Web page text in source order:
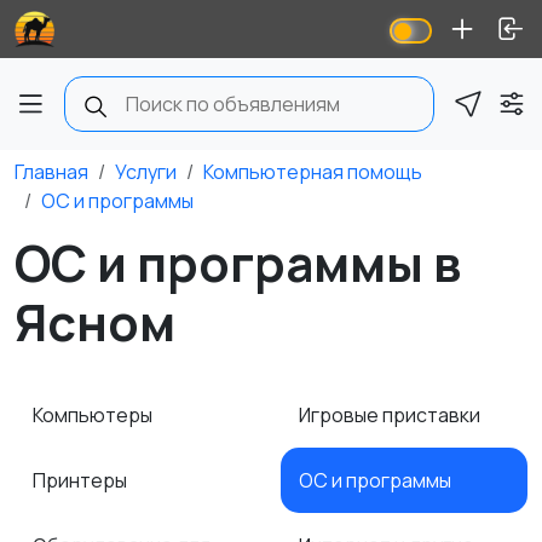
Главная Услуги
Компьютерная помощь
ОС и программы
ОС и программы в
Ясном
Компьютеры
Принтеры
Игровые приставки
ОС и программы